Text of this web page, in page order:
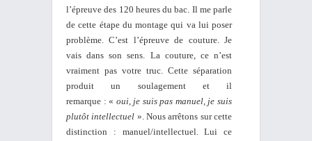
l’épreuve des 120 heures du bac. Il me parle
de cette étape du montage qui va lui poser
problème. C’est l’épreuve de couture. Je
vais dans son sens. La couture, ce n’est
vraiment pas votre truc. Cette séparation
produit un soulagement et il
remarque : « oui, je suis pas manuel, je suis
plutôt intellectuel ». Nous arrêtons sur cette
distinction : manuel/intellectuel. Lui ce